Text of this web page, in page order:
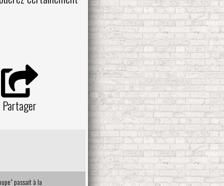
Partager
passait à la